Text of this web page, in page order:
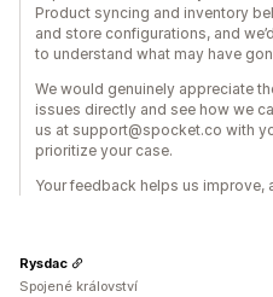
Product syncing and inventory
and store configurations, and
to understand what may have
We would genuinely appreciate
issues directly and see how we
us at support@spocket.co with
prioritize your case.
Your feedback helps us improve,
Rysdac
Spojené království